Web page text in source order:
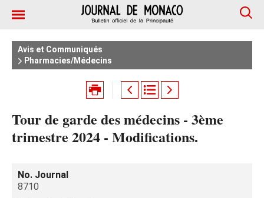
Avis et Communiqués
Pharmacies/Médecins
Tour de garde des médecins - 3ème
trimestre 2024 - Modifications.
No. Journal
8710